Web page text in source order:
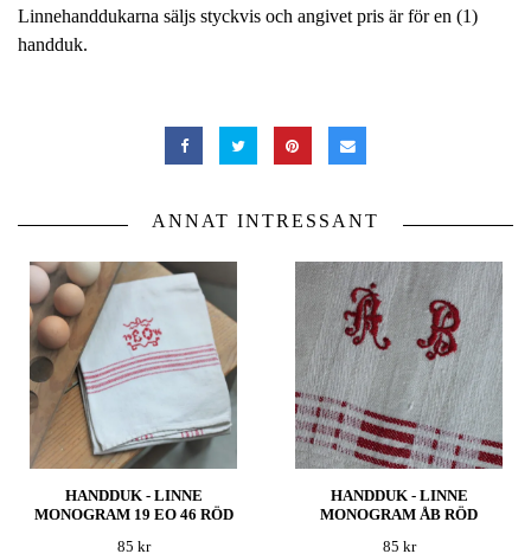
Linnehanddukarna säljs styckvis och angivet pris är för en (1)
handduk.
ANNAT INTRESSANT
HANDDUK - LINNE
MONOGRAM 19 EO 46 RÖD
85 kr
HANDDUK - LINNE
MONOGRAM ÅB RÖD
85 kr